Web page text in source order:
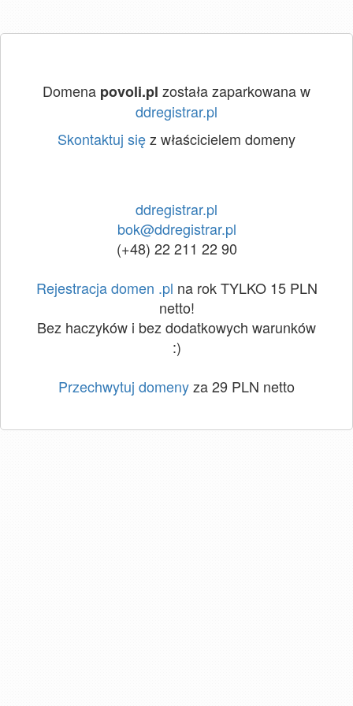
Domena povoli.pl została zaparkowana w
ddregistrar.pl
Skontaktuj sięz właścicielem domeny
ddregistrar.pl
bok@ddregistrar.pl
(+48) 22 211 22 90
Rejestracja domen .pl na rok TYLKO 15 PLN
netto!
Bez haczyków i bez dodatkowych warunków
:)
Przechwytuj domenyza 29 PLN netto